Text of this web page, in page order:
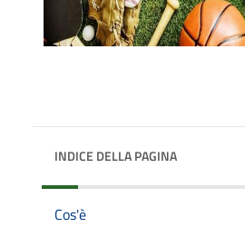
INDICE DELLA PAGINA
Cos'è